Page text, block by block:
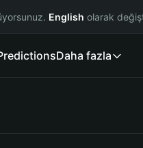
English olarak
Daha fazla